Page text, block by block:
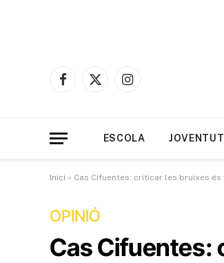
Facebook
X
Instagram
ESCOLA
Inici » Cas Cifuentes: criticar les bruixes és
OPINIÓ
Cas Cifuentes: